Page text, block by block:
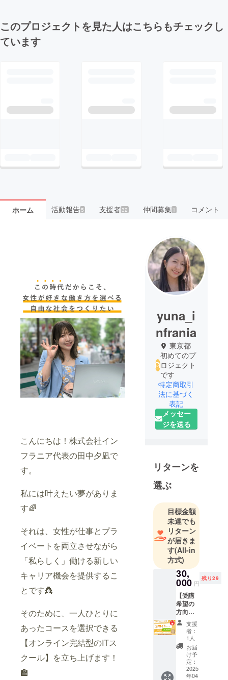
このプロジェクトを見た人はこちらもチェックし
ています
ホーム 活動報告5 支援者32 仲間募集 1 コメント
こんにちは！株式会社イン
フラニア代表の田中夕凪で
す。
私には叶えたい夢がありま
す🌈
それは、女性が仕事とプラ
イベートを両立させながら
「私らしく」働ける新しい
キャリア機会を提供するこ
とです👸
そのために、一人ひとりに
あったコースを選択できる
【オンライン完結型のITス
クール】を立ち上げます！
🏫
yuna_i
nfrania
東京都
初めてのプ
ロジェクト
です
特定商取引
法に基づく
表記
メッセー
ジを送る
リターンを
選ぶ
目標金額
未達でも
リターン
が届きま
す(All-in
方式)
30,
000 円
残り29
【受講
希望の
方向
け】限
定30名
様モニ
ター募
①Web
コース
（カウ
支援
者：
1人
お届
け予
定：
2025
年04